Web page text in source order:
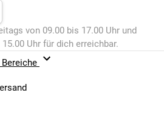
von 09.00 bis 17.00 Uhr und
Uhr für dich erreichbar.